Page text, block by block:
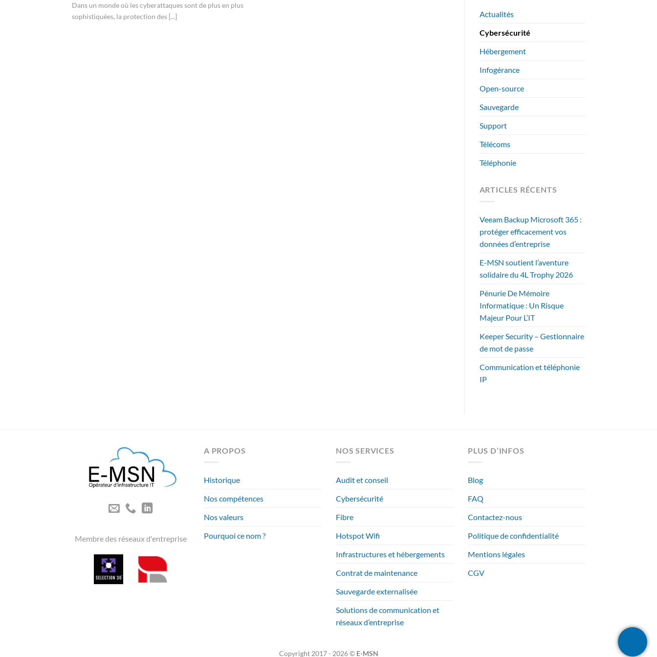
Dans un monde où les cyberattaques sont de plus en plus
sophistiquées, la protection des [...]
Actualités
Cybersécurité
Hébergement
Infogérance
Open-source
Sauvegarde
Support
Télécoms
Téléphonie
ARTICLES RÉCENTS
Veeam Backup Microsoft 365 :
protéger efficacement vos
données d’entreprise
E-MSN soutient l’aventure
solidaire du 4L Trophy 2026
Pénurie De Mémoire
Informatique : Un Risque
Majeur Pour L’IT
Keeper Security – Gestionnaire
de mot de passe
Communication et téléphonie
IP
Membre des réseaux d'entreprise
A PROPOS
Historique
Nos compétences
Nos valeurs
Pourquoi ce nom ?
NOS SERVICES
Audit et conseil
Cybersécurité
Fibre
Hotspot Wifi
Infrastructures et hébergements
Contrat de maintenance
Sauvegarde externalisée
Solutions de communication et
réseaux d’entreprise
PLUS D’INFOS
Blog
FAQ
Contactez-nous
Politique de confidentialité
Mentions légales
CGV
Copyright 2017 - 2026 © E-MSN